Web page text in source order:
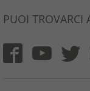
PUOI TROVARCI